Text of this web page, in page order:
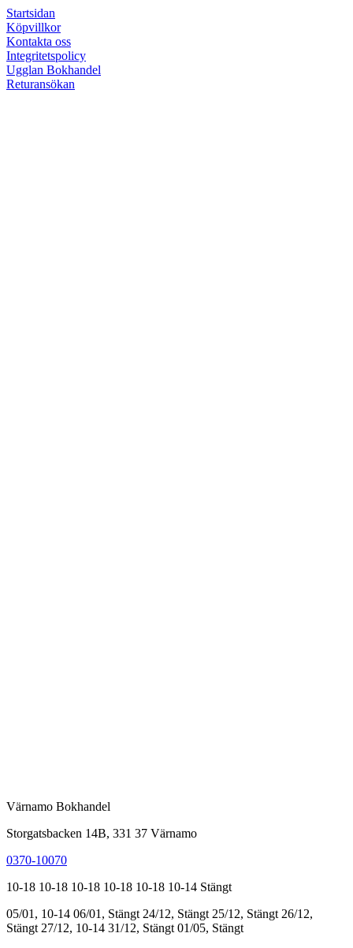
Startsidan
Köpvillkor
Kontakta oss
Integritetspolicy
Ugglan Bokhandel
Returansökan
Värnamo Bokhandel
Storgatsbacken 14B, 331 37 Värnamo
0370-10070
10-18 10-18 10-18 10-18 10-18 10-14 Stängt
05/01, 10-14 06/01, Stängt 24/12, Stängt 25/12, Stängt 26/12,
Stängt 27/12, 10-14 31/12, Stängt 01/05, Stängt